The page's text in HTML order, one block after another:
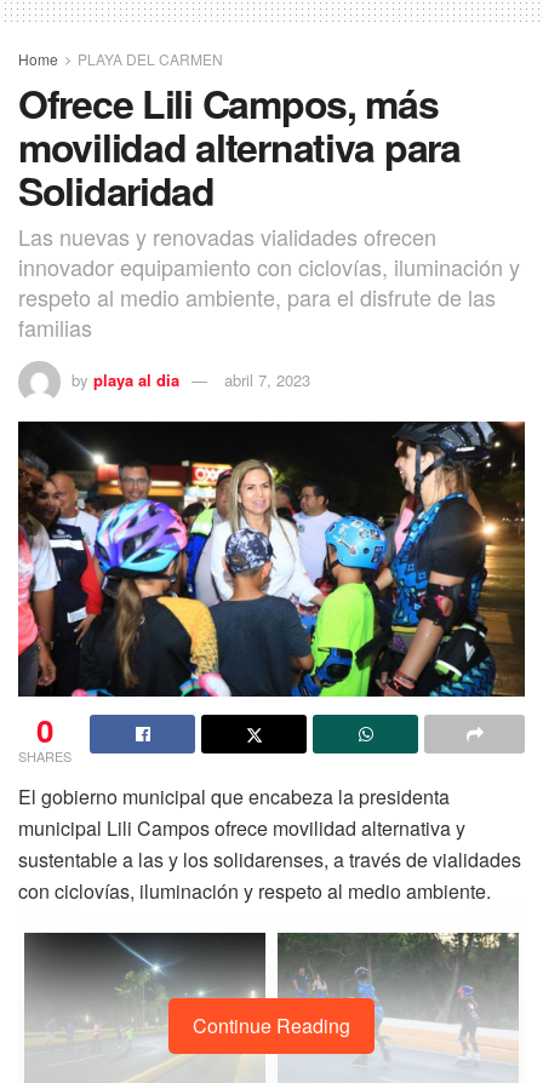
Home PLAYA DEL CARMEN
Ofrece Lili Campos, más
movilidad alternativa para
Solidaridad
Las nuevas y renovadas vialidades ofrecen
innovador equipamiento con ciclovías, iluminación y
respeto al medio ambiente, para el disfrute de las
familias
by playa al dia abril 7, 2023
0
SHARES
El gobierno municipal que encabeza la presidenta
municipal Lili Campos ofrece movilidad alternativa y
sustentable a las y los solidarenses, a través de vialidades
con ciclovías, iluminación y respeto al medio ambiente.
Continue Reading